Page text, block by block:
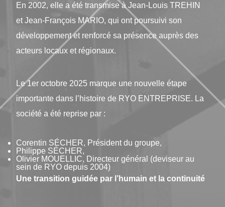
En 2002, elle a été transmise à Jean-Louis TREHIN
et Jean-François MARIO, qui ont poursuivi son
développement et renforcé sa présence auprès des
acteurs locaux et régionaux.
Le 1er octobre 2025 marque une nouvelle étape
importante dans l’histoire de RYO ENTREPRISE. La
société a été reprise par :
Corentin SÉCHER, Président du groupe,
Philippe SÉCHER,
Olivier MOUELLIC, Directeur général (deviseur au
sein de RYO depuis 2004)
Une transition guidée par l’humain et la continuité